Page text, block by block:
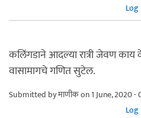
Log
कलिंगडाने आदल्या रात्री जेवण काय
वासामागचे गणित सुटेल.
Submitted byमाणीकon 1 June, 2020 -
Log